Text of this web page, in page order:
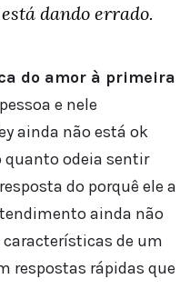
dando errado.
do amor à primeira
e nele
ainda não está ok
quanto odeia sentir
do porquê ele a
ainda não
de um
respostas rápidas que